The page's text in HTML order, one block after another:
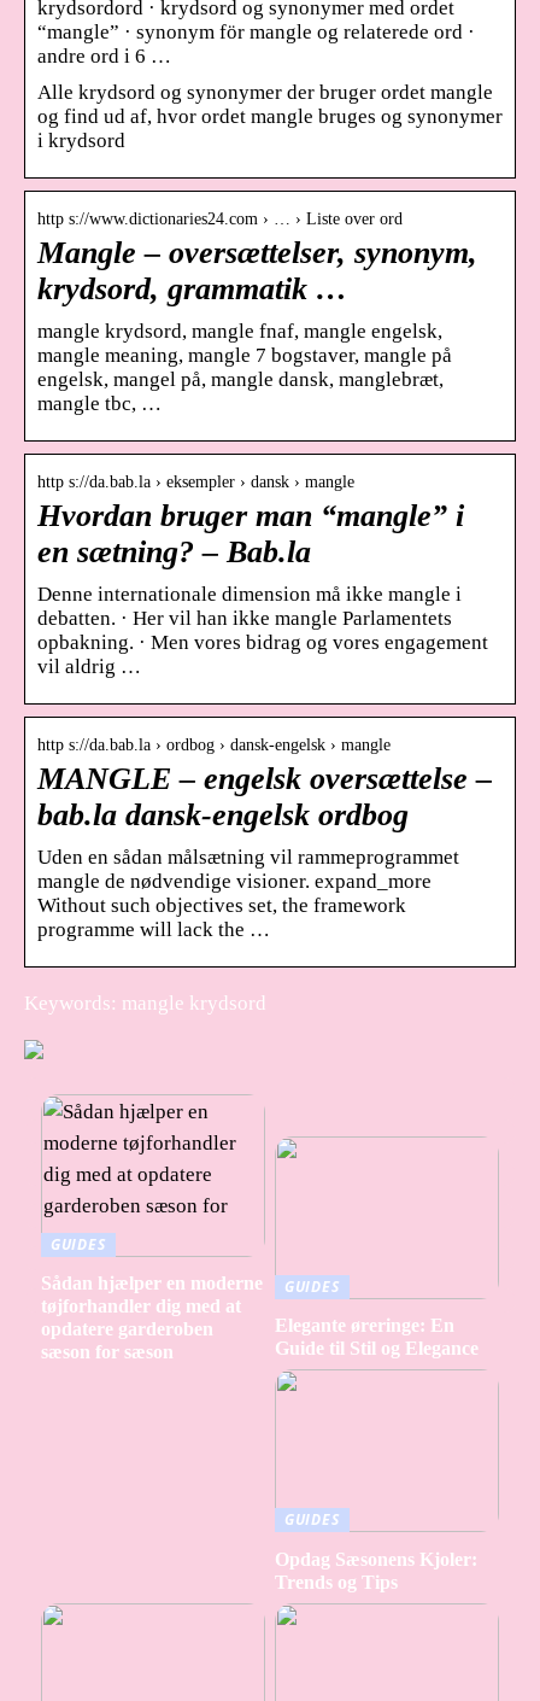
krydsordord · krydsord og synonymer med ordet
“mangle” · synonym för mangle og relaterede ord ·
andre ord i 6 …
Alle krydsord og synonymer der bruger ordet mangle
og find ud af, hvor ordet mangle bruges og synonymer
i krydsord
http s://www.dictionaries24.com › … › Liste over ord
Mangle – oversættelser, synonym,
krydsord, grammatik …
mangle krydsord, mangle fnaf, mangle engelsk,
mangle meaning, mangle 7 bogstaver, mangle på
engelsk, mangel på, mangle dansk, manglebræt,
mangle tbc, …
http s://da.bab.la › eksempler › dansk › mangle
Hvordan bruger man “mangle” i
en sætning? – Bab.la
Denne internationale dimension må ikke mangle i
debatten. · Her vil han ikke mangle Parlamentets
opbakning. · Men vores bidrag og vores engagement
vil aldrig …
http s://da.bab.la › ordbog › dansk-engelsk › mangle
MANGLE – engelsk oversættelse –
bab.la dansk-engelsk ordbog
Uden en sådan målsætning vil rammeprogrammet
mangle de nødvendige visioner. expand_more
Without such objectives set, the framework
programme will lack the …
Keywords: mangle krydsord
GUIDES
Sådan hjælper en moderne
tøjforhandler dig med at
opdatere garderoben
sæson for sæson
GUIDES
Elegante øreringe: En
Guide til Stil og Elegance
GUIDES
Opdag Sæsonens Kjoler:
Trends og Tips